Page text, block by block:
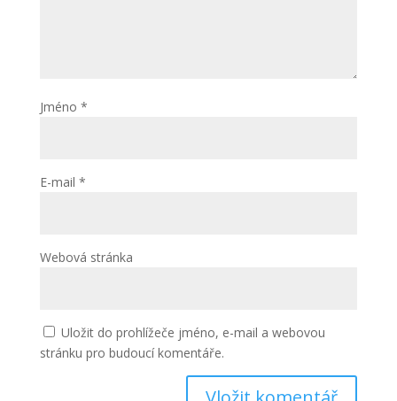
Jméno *
E-mail *
Webová stránka
Uložit do prohlížeče jméno, e-mail a webovou
stránku pro budoucí komentáře.